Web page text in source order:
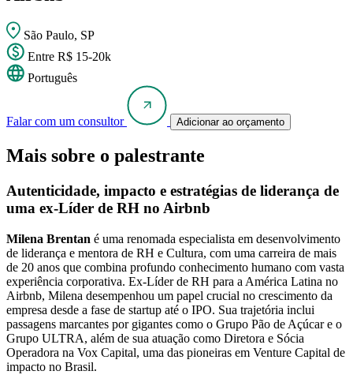
São Paulo, SP
Entre R$ 15-20k
Português
Falar com um consultor Adicionar ao orçamento
Mais sobre o palestrante
Autenticidade, impacto e estratégias de liderança de
uma ex-Líder de RH no Airbnb
Milena Brentan é uma renomada especialista em desenvolvimento
de liderança e mentora de RH e Cultura, com uma carreira de mais
de 20 anos que combina profundo conhecimento humano com vasta
experiência corporativa. Ex-Líder de RH para a América Latina no
Airbnb, Milena desempenhou um papel crucial no crescimento da
empresa desde a fase de startup até o IPO. Sua trajetória inclui
passagens marcantes por gigantes como o Grupo Pão de Açúcar e o
Grupo ULTRA, além de sua atuação como Diretora e Sócia
Operadora na Vox Capital, uma das pioneiras em Venture Capital de
impacto no Brasil.